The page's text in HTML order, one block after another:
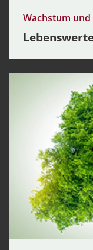
Wachstum